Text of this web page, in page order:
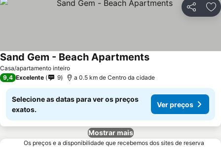
Partilhar
Casa/apartamento inteiro
Sand Gem - Beach ApartmentsVer preços
9,4 Excelente 9 a 0.5 km de Centro da cidade
Selecione as datas para ver os preços
exatos.
Ver preços
Mostrar mais
Os preços e a disponibilidade que recebemos dos sites de reserva